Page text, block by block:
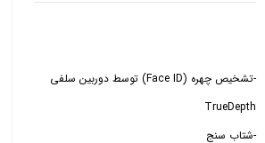
-تشخیص چهره (Face ID) توسط دوربین سلفی